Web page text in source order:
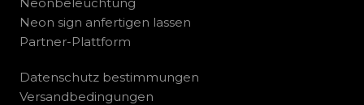
Neon sign anfertigen lassen
Partner-Plattform
Datenschutz bestimmungen
Versandbedingungen